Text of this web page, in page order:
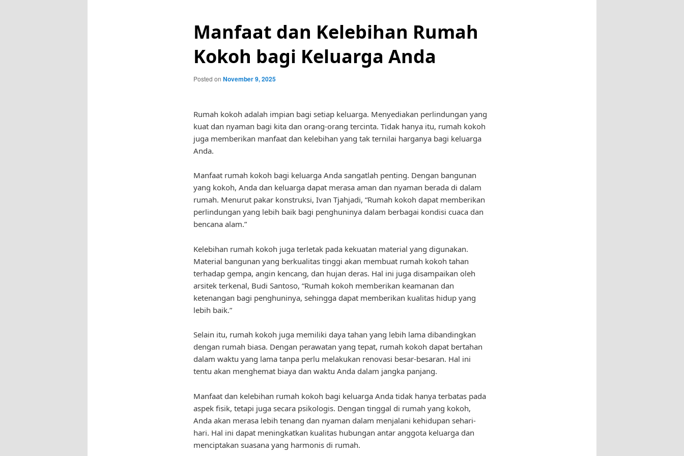
Manfaat dan Kelebihan Rumah
Kokoh bagi Keluarga Anda
Posted on November 9, 2025
Rumah kokoh adalah impian bagi setiap keluarga. Menyediakan perlindungan yang
kuat dan nyaman bagi kita dan orang-orang tercinta. Tidak hanya itu, rumah kokoh
juga memberikan manfaat dan kelebihan yang tak ternilai harganya bagi keluarga
Anda.
Manfaat rumah kokoh bagi keluarga Anda sangatlah penting. Dengan bangunan
yang kokoh, Anda dan keluarga dapat merasa aman dan nyaman berada di dalam
rumah. Menurut pakar konstruksi, Ivan Tjahjadi, “Rumah kokoh dapat memberikan
perlindungan yang lebih baik bagi penghuninya dalam berbagai kondisi cuaca dan
bencana alam.”
Kelebihan rumah kokoh juga terletak pada kekuatan material yang digunakan.
Material bangunan yang berkualitas tinggi akan membuat rumah kokoh tahan
terhadap gempa, angin kencang, dan hujan deras. Hal ini juga disampaikan oleh
arsitek terkenal, Budi Santoso, “Rumah kokoh memberikan keamanan dan
ketenangan bagi penghuninya, sehingga dapat memberikan kualitas hidup yang
lebih baik.”
Selain itu, rumah kokoh juga memiliki daya tahan yang lebih lama dibandingkan
dengan rumah biasa. Dengan perawatan yang tepat, rumah kokoh dapat bertahan
dalam waktu yang lama tanpa perlu melakukan renovasi besar-besaran. Hal ini
tentu akan menghemat biaya dan waktu Anda dalam jangka panjang.
Manfaat dan kelebihan rumah kokoh bagi keluarga Anda tidak hanya terbatas pada
aspek fisik, tetapi juga secara psikologis. Dengan tinggal di rumah yang kokoh,
Anda akan merasa lebih tenang dan nyaman dalam menjalani kehidupan sehari-
hari. Hal ini dapat meningkatkan kualitas hubungan antar anggota keluarga dan
menciptakan suasana yang harmonis di rumah.